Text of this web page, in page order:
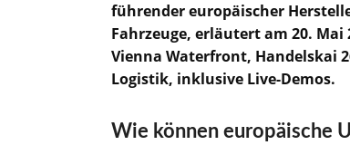
führender europäischer
Fahrzeuge, erläutert am 20.
Vienna Waterfront, Handelskai
Logistik, inklusive Live-Demos.
Wie können europäische